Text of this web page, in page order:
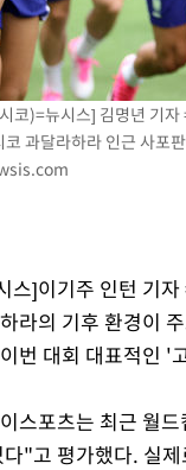
코)=뉴시스] 김명년 기
코 과달라하라 인근 사포
스]이기주 인턴 기
라의 기후 환경이
번 대회 대표적인 '
스포츠는 최근 월
"고 평가했다. 실